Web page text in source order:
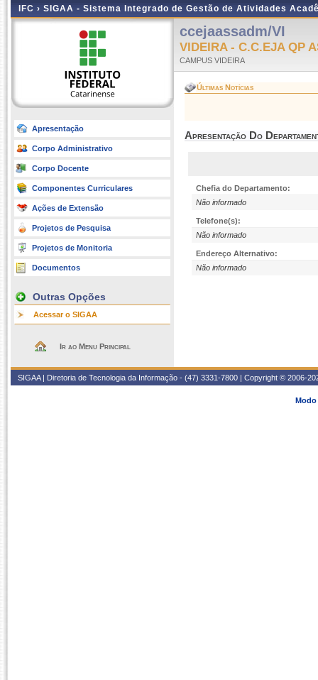
IFC › SIGAA - Sistema Integrado de Gestão de Atividades
Apresentação
Corpo Administrativo
Corpo Docente
Componentes Curriculares
Ações de Extensão
Projetos de Pesquisa
Projetos de Monitoria
Documentos
Outras Opções
Acessar o SIGAA
Ir ao Menu Principal
ccejaassadm/VI
VIDEIRA - C.C.EJA QP
CAMPUS VIDEIRA
Últimas Notícias
Apresentação Do
Chefia do Departamento:
Não informado
Telefone(s):
Não informado
Endereço Alternativo:
Não informado
SIGAA | Diretoria de Tecnologia da Informação - (47) 3331-7800 | Copyright © 2006-
Modo